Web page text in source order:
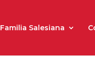
Familia Salesiana